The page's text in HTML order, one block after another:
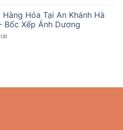
An
Khánh
Hà
Nội
VỤ
BỐC
XẾP
HÀNG
NỘI
Hóa Tại An Khánh Hà
Bốc Xếp Ánh Dương
ở
Hóa